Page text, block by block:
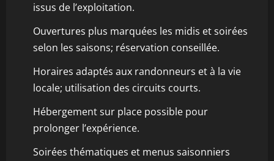
issus de l’exploitation.
Ouvertures plus marquées les midis et soirées
selon les saisons; réservation conseillée.
Horaires adaptés aux randonneurs et à la vie
locale; utilisation des circuits courts.
Hébergement sur place possible pour
prolonger l’expérience.
Soirées thématiques et menus saisonniers